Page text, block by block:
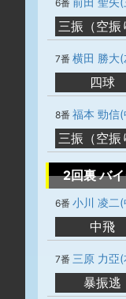
6番
三振（空振
7番 横田 勝大(
四球
8番 福本 勁信(
三振（空振
2回裏 バイ
6番 小川 凌二(
中飛
7番 三原 力亞(
暴振逃